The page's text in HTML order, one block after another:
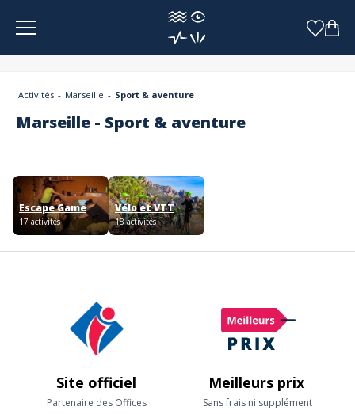
Panneau de gestion des cookies
Activités Marseille Sport & aventure
Marseille - Sport & aventure
Escape Game
17 activités
Vélo et VTT
18 activités
Site officiel
Partenaire des Offices
Meilleurs prix
Sans frais ni supplément